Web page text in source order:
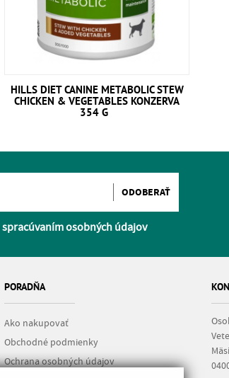
HILLS DIET CANINE METABOLIC STEW
CHICKEN & VEGETABLES KONZERVA
354 G
ODOBERAŤ
spracúvaním osobných údajov
PORADŇA
Ako nakupovať
Obchodné podmienky
Ochrana osobných údajov